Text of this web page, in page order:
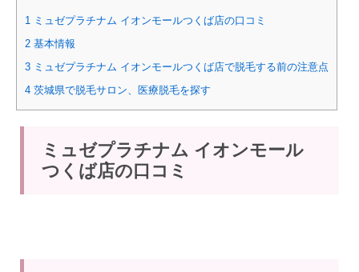
1 ミュゼプラチナム イオンモールつくば店の口コミ
2 基本情報
3 ミュゼプラチナム イオンモールつくば店で脱毛する前の注意点
4 茨城県で脱毛サロン、医療脱毛を探す
ミュゼプラチナム イオンモール
つくば店の口コミ